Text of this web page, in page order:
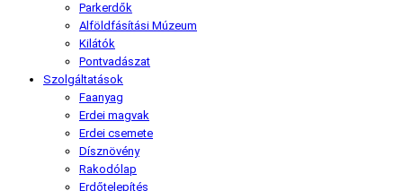
Parkerdők
Alföldfásítási Múzeum
Kilátók
Pontvadászat
Szolgáltatások
Faanyag
Erdei magvak
Erdei csemete
Dísznövény
Rakodólap
Erdőtelepítés